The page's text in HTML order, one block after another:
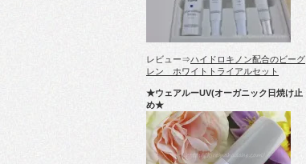
レビュー⇒ハイドロキノン配合のビーグ
レン ホワイトトライアルセット
★ウェアルーUV(オーガニック日焼け止
め★